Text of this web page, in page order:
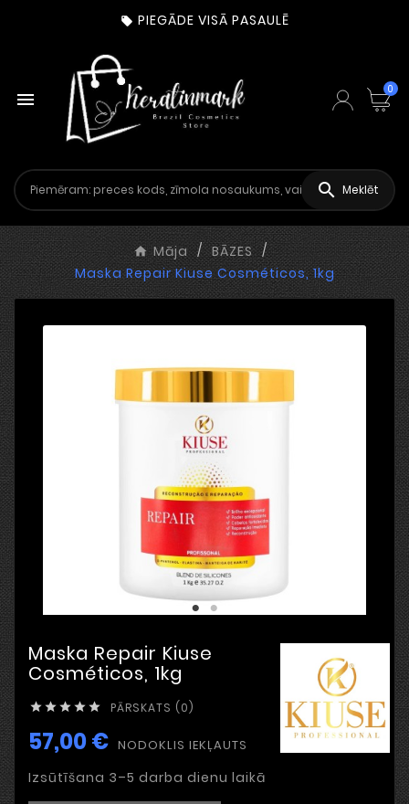
 PIEGĀDE VISĀ PASAULĒ
 0
 Meklēt
Māja
BĀZES
Maska Repair Kiuse Cosméticos, 1kg
Maska Repair Kiuse
Cosméticos, 1kg
     PĀRSKATS (0)
57,00 € NODOKLIS IEKĻAUTS
Izsūtīšana 3–5 darba dienu laikā